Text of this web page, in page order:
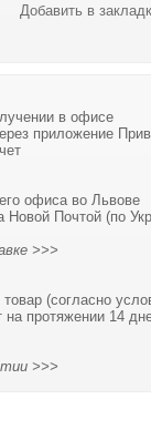
Добавить в
в офисе
приложение
офиса во Львове
Новой Почтой (по
>>>
товар (согласно
протяжении 14
>>>